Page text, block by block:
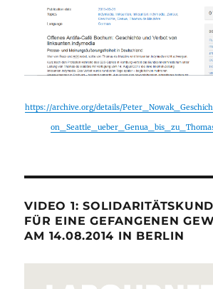
https://archive.org/details/
VIDEO 1:
FÜR EINE GEFANGENEN
AM 14.08.2014 IN BERLIN